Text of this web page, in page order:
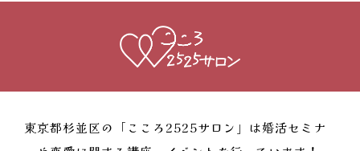
東京都杉並区の「こころ2525サロン」は婚活セミナ